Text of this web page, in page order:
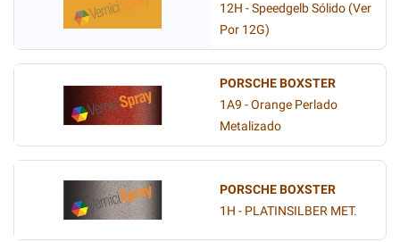
12H - Speedgelb Sólido (Ver
Por 12G)
PORSCHE BOXSTER
1A9 - Orange Perlado
Metalizado
PORSCHE BOXSTER
1H - PLATINSILBER MET.